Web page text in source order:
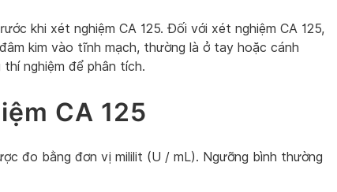
khi xét nghiệm CA 125. Đối với xét nghiệm CA 125,
kim vào tĩnh mạch, thường là ở tay hoặc cánh
nghiệm để phân tích.
CA 125
đo bằng đơn vị mililit (U / mL). Ngưỡng bình thường